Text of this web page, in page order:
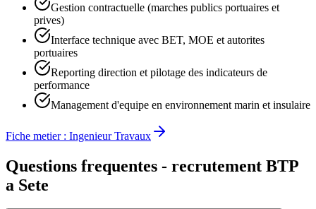
Gestion contractuelle (marches publics portuaires et
prives)
Interface technique avec BET, MOE et autorites
portuaires
Reporting direction et pilotage des indicateurs de
performance
Management d'equipe en environnement marin et insulaire
Fiche metier : Ingenieur Travaux
Questions frequentes - recrutement BTP
a Sete